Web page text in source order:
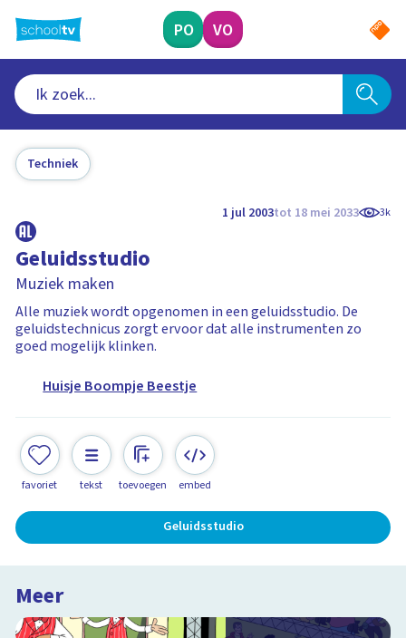
naar
hoofdinhoud
PO VO
Techniek
1 jul 2003tot 18 mei 2033 3k
Geluidsstudio
Muziek maken
Alle muziek wordt opgenomen in een geluidsstudio. De
geluidstechnicus zorgt ervoor dat alle instrumenten zo
goed mogelijk klinken.
Huisje Boompje Beestje
favoriet tekst toevoegen embed
Geluidsstudio
Meer